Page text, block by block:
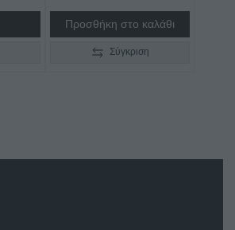
through
Προσθήκη στο καλάθι
Σύγκριση